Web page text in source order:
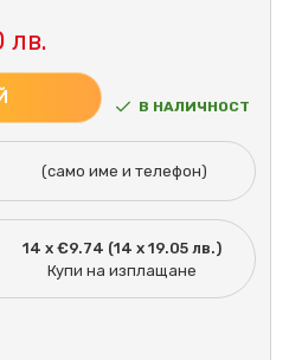
лв.
В НАЛИЧНОСТ
(само име и телефон)
14 x €9.74 (14 x 19.05 лв.)
Купи на изплащане